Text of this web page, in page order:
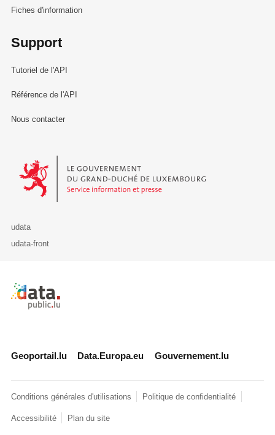
Fiches d'information
Support
Tutoriel de l'API
Référence de l'API
Nous contacter
Le Gouvernement du Grand-Duché de Luxembourg - Service
udata
udata-front
Retour à l'accueil de data.public.lu
Geoportail.lu Data.Europa.eu Gouvernement.lu
Conditions générales d'utilisations Politique de confidentialité
Accessibilité Plan du site